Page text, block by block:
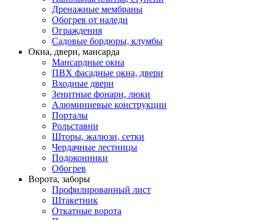
Дренажные мембраны
Обогрев от наледи
Ограждения
Садовые бордюры, клумбы
Окна, двери, мансарда
Мансардные окна
ПВХ фасадные окна, двери
Входные двери
Зенитные фонари, люки
Алюминиевые конструкции
Порталы
Рольставни
Шторы, жалюзи, сетки
Чердачные лестницы
Подоконники
Обогрев
Ворота, заборы
Профилированный лист
Штакетник
Откатные ворота